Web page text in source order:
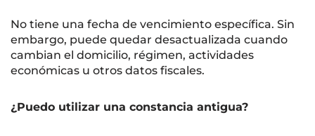
No tiene una fecha de vencimiento específica. Sin
embargo, puede quedar desactualizada cuando
cambian el domicilio, régimen, actividades
económicas u otros datos fiscales.
¿Puedo utilizar una constancia antigua?